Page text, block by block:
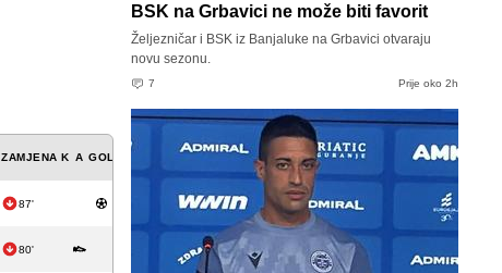
ZAMJENA K A GOL
87'
80'
BSK na Grbavici ne može biti favorit
Željezničar i BSK iz Banjaluke na Grbavici otvaraju
novu sezonu.
7 Prije oko 2h